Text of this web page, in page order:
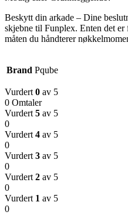
Beskytt din arkade – Dine
skjebne til Funplex. Enten det
måten du håndterer
Brand Pqube
Vurdert 0 av 5
0 Omtaler
Vurdert 5 av 5
0
Vurdert 4 av 5
0
Vurdert 3 av 5
0
Vurdert 2 av 5
0
Vurdert 1 av 5
0